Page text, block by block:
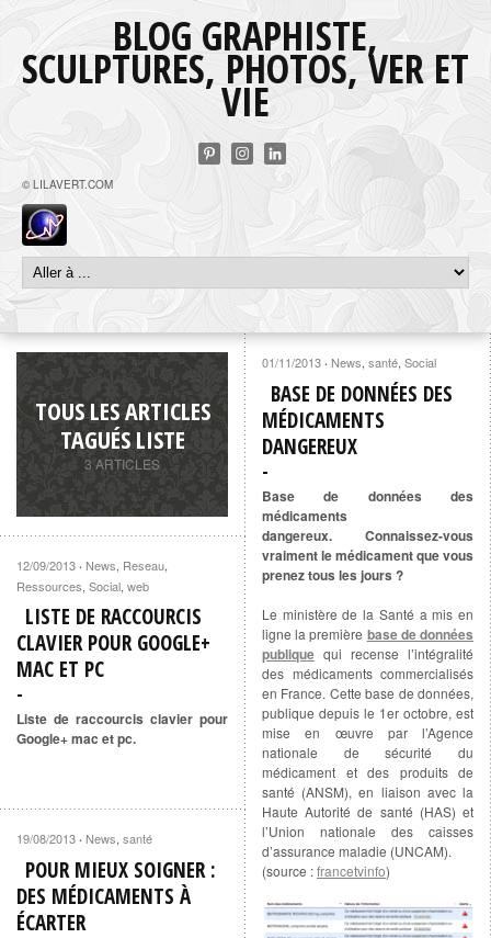
BLOG GRAPHISTE,
SCULPTURES, PHOTOS, VER ET
VIE
© LILAVERT.COM
TOUS LES ARTICLES
TAGUÉS LISTE
3 ARTICLES
01/11/2013 · News, santé, Social
BASE DE DONNÉES DES
MÉDICAMENTS
DANGEREUX
Base de données des
médicaments
dangereux. Connaissez-vous
vraiment le médicament que vous
prenez tous les jours ?
Le ministère de la Santé a mis en
ligne la première base de données
publique qui recense l’intégralité
des médicaments commercialisés
en France. Cette base de données,
publique depuis le 1er octobre, est
mise en œuvre par l’Agence
nationale de sécurité du
médicament et des produits de
santé (ANSM), en liaison avec la
Haute Autorité de santé (HAS) et
l’Union nationale des caisses
d’assurance maladie (UNCAM).
(source :francetvinfo)
12/09/2013 · News, Reseau,
Ressources, Social, web
LISTE DE RACCOURCIS
CLAVIER POUR GOOGLE+
MAC ET PC
Liste de raccourcis clavier pour
Google+ mac et pc.
19/08/2013 · News, santé
POUR MIEUX SOIGNER :
DES MÉDICAMENTS À
ÉCARTER